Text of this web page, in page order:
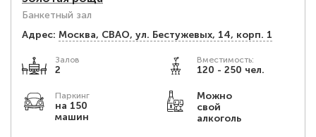
Банкетный зал
Адрес: Москва, СВАО, ул. Бестужевых, 14, корп. 1
Залов
2
Вместимость:
120 - 250 чел.
Паркинг
на 150
машин
Можно
свой
алкоголь